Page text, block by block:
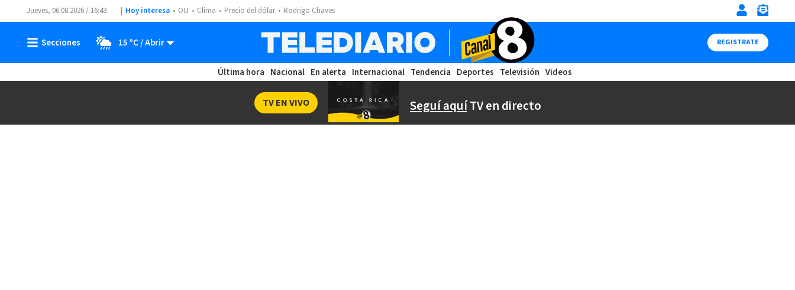
Jueves, 06.08.2026 / 16:43 Hoy interesa OIJ Clima Precio del dólar Rodrigo Chaves
15 ºC REGISTRATE
Última hora Nacional En alerta Internacional Tendencia Deportes Televisión Videos
Seguí aquíTV en directo
TV EN VIVO